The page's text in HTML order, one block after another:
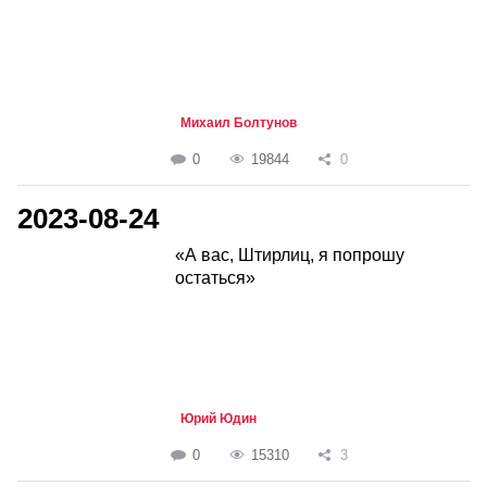
Михаил Болтунов
0 19844 0
2023-08-24
«А вас, Штирлиц, я попрошу
остаться»
Юрий Юдин
0 15310 3